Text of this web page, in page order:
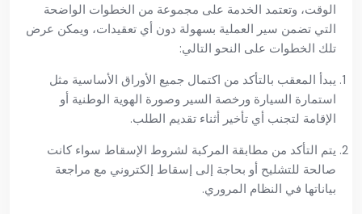
الوقت، وتعتمد الخدمة على مجموعة من الخطوات الواضحة
التي تضمن سير العملية بسهولة دون أي تعقيدات، ويمكن عرض
تلك الخطوات على النحو التالي:
يبدأ المعقب بالتأكد من اكتمال جميع الأوراق الأساسية مثل
استمارة السيارة ورخصة السير وصورة الهوية الوطنية أو
الإقامة لتجنب أي تأخير أثناء تقديم الطلب.
يتم التأكد من مطابقة المركبة لشروط الإسقاط سواء كانت
صالحة للتشليح أو بحاجة إلى إسقاط إلكتروني مع مراجعة
بياناتها في النظام المروري.